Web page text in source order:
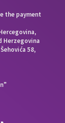
the payment
Herzegovina
58,